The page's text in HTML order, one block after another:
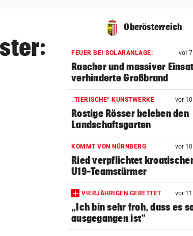
Oberösterreich
FEUER BEI SOLARANLAGE: vor
Rascher und massiver
verhinderte Großbrand
„TIERISCHE“ KUNSTWERKE vor
Rostige Rösser beleben den
Landschaftsgarten
KOMMT VON NÜRNBERG vor
Ried verpflichtet
U19-Teamstürmer
VIERJÄHRIGEN GERETTET vor
„Ich bin sehr froh, dass es
ausgegangen ist“